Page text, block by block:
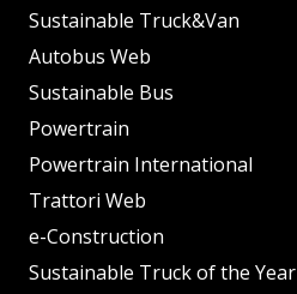
Sustainable Truck&Van
Autobus Web
Sustainable Bus
Powertrain
Powertrain International
Trattori Web
e-Construction
Sustainable Truck of the Year